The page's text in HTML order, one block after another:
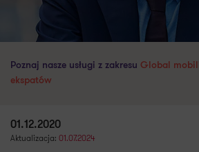
Poznaj nasze usługi z zakresu Global
ekspatów
01.12.2020
Aktualizacja: 01.07.2024